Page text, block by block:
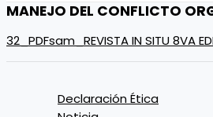
MANEJO DEL CONFLICTO
32_PDFsam_REVISTA IN SITU 8VA
Declaración Ética